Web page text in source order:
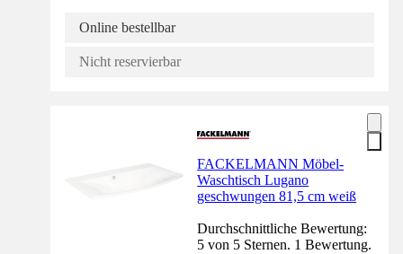
Online bestellbar
Nicht reservierbar
FACKELMANN Möbel-
Waschtisch Lugano
geschwungen 81,5 cm weiß
Durchschnittliche Bewertung:
5 von 5 Sternen. 1 Bewertung.